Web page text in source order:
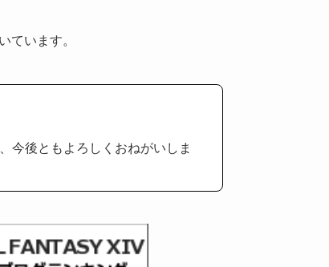
ています。
今後ともよろしくおねがいしま